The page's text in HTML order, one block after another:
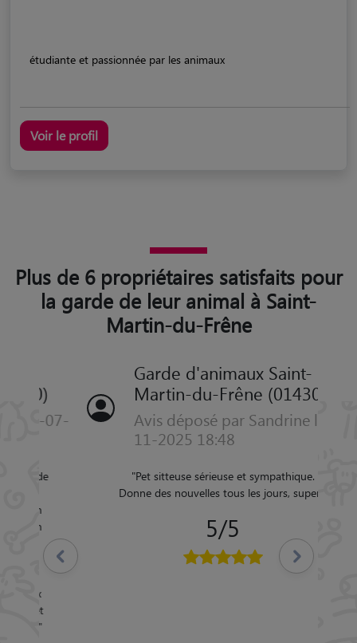
étudiante et passionnée par les animaux
Voir le profil
Plus de 6 propriétaires satisfaits pour
la garde de leur animal à Saint-
Martin-du-Frêne
Garde d'animaux Saint-
Martin-du-Frêne (01430)
Avis déposé par Sandrine le 03-
11-2025 18:48
Pet sitteuse sérieuse et sympathique.
Donne des nouvelles tous les jours, super!"Suivant